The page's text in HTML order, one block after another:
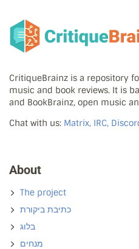
CritiqueBrainz is a repository
music and book reviews. It is
and BookBrainz, open music
Chat with us: Matrix, IRC,
About
The project
כתיבת ביקורת
בלוג
מנחים